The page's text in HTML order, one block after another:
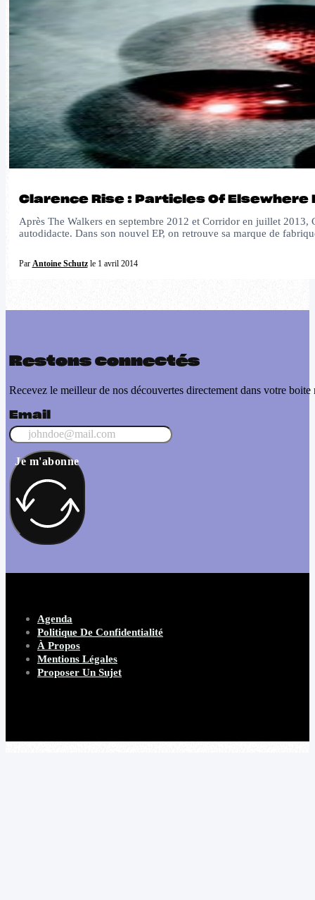
Clarence Rise : Particles Of Elsewhere
Après The Walkers en septembre 2012 et Corridor en juillet
autodidacte. Dans son nouvel EP, on retrouve sa marque de
Par Antoine Schutzle 1 avril 2014
Restons connectés
Recevez le meilleur de nos découvertes directement dans votre boite
Email
Je m'abonne
Agenda
Politique De Confidentialité
À Propos
Mentions Légales
Proposer Un Sujet